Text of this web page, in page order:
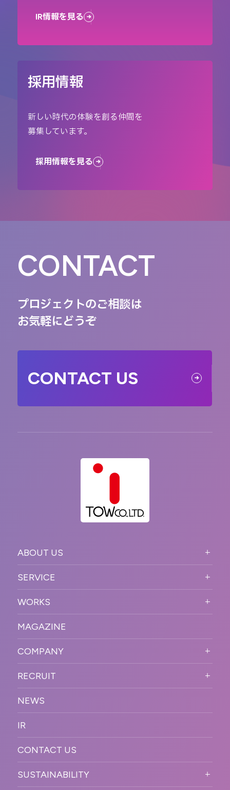
IR情報を見る
採用情報
新しい時代の体験を創る仲間を
募集しています。
採用情報を見る
CONTACT
プロジェクトのご相談は
お気軽にどうぞ
CONTACT US
ABOUT US
PURPOSE
VISION
OUR DNA
SERVICE
STRONG POINT
BUSINESS DOMAIN
SOLUTION
WORKFLOW
WORKS
オンラインイベント
SNSプロモーション
プラットフォーム販
促
デジタル制作・映像
制作
PR
カンファレンス・展示会・アワ
ESPORTS・ゲームプロモーシ
MAGAZINE
COMPANY
COMPANY INFORMATION
MESSAGE
OFFICER
ACCESS
ORGANIZATION CHART
HISTORY
RECRUIT
新卒採用
キャリア採用
NEWS
IR
CONTACT US
SUSTAINABILITY